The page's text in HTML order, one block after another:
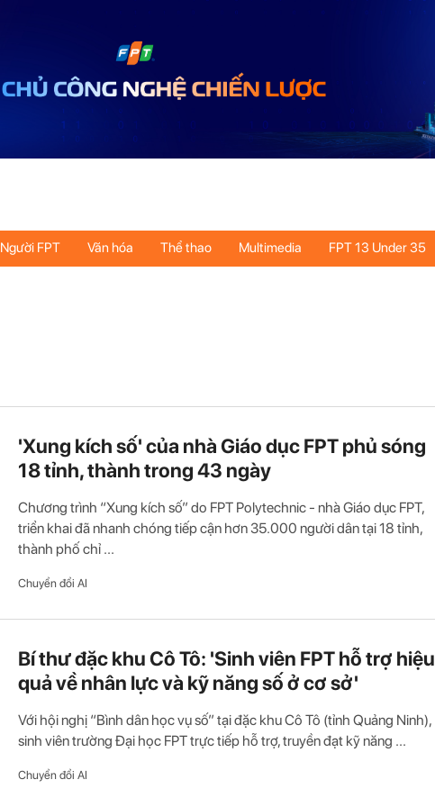
Người FPT Văn hóa Thể thao Multimedia FPT 13 Under 35
'Xung kích số' của nhà Giáo dục FPT phủ sóng
18 tỉnh, thành trong 43 ngày
Chương trình “Xung kích số” do FPT Polytechnic - nhà Giáo dục FPT,
triển khai đã nhanh chóng tiếp cận hơn 35.000 người dân tại 18 tỉnh,
thành phố chỉ ...
Chuyển đổi AI
Bí thư đặc khu Cô Tô: 'Sinh viên FPT hỗ trợ hiệu
quả về nhân lực và kỹ năng số ở cơ sở'
Với hội nghị “Bình dân học vụ số” tại đặc khu Cô Tô (tỉnh Quảng Ninh),
sinh viên trường Đại học FPT trực tiếp hỗ trợ, truyền đạt kỹ năng ...
Chuyển đổi AI